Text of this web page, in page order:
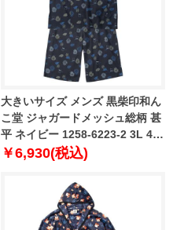
大きいサイズ メンズ 黒柴印和ん
こ堂 ジャガードメッシュ総柄 甚
平 ネイビー 1258-6223-2 3L 4L
5L 6L 8L
￥6,930(税込)